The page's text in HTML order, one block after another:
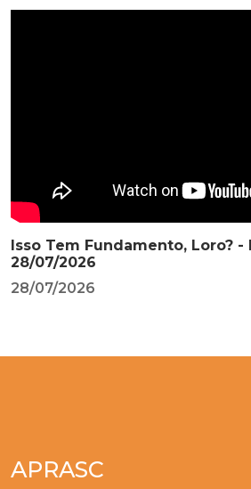
Isso Tem Fundamento, Loro? -
28/07/2026
28/07/2026
APRASC